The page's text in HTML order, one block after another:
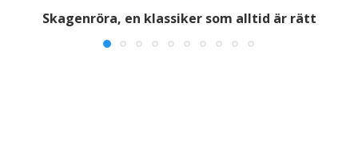
Skagenröra, en klassiker som alltid är rätt